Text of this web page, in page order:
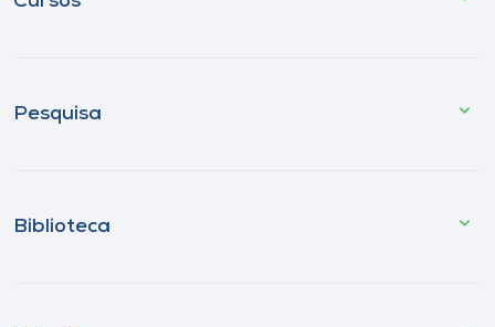
Pesquisa
Biblioteca